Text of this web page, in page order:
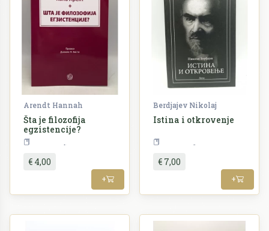
Arendt Hannah
Šta je filozofija
egzistencije?
€ 4,00
+
Berdjajev Nikolaj
Istina i otkrovenje
€ 7,00
+